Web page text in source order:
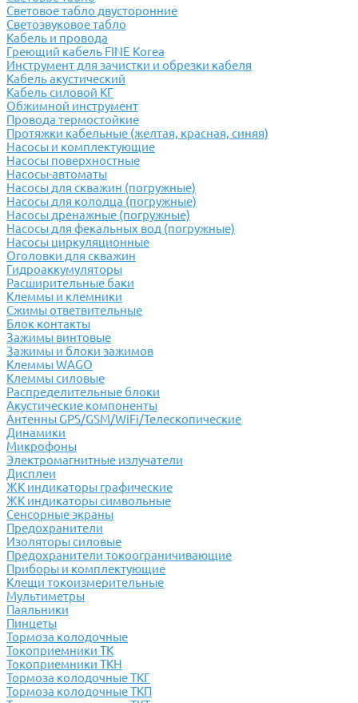
Световое табло двусторонние
Светозвуковое табло
Кабель и провода
Греющий кабель FINE Korea
Инструмент для зачистки и обрезки кабеля
Кабель акустический
Кабель силовой КГ
Обжимной инструмент
Провода термостойкие
Протяжки кабельные (желтая, красная, синяя)
Насосы и комплектующие
Насосы поверхностные
Насосы-автоматы
Насосы для скважин (погружные)
Насосы для колодца (погружные)
Насосы дренажные (погружные)
Насосы для фекальных вод (погружные)
Насосы циркуляционные
Оголовки для скважин
Гидроаккумуляторы
Расширительные баки
Клеммы и клемники
Cжимы ответвительные
Блок контакты
Зажимы винтовые
Зажимы и блоки зажимов
Клеммы WAGO
Клеммы силовые
Распределительные блоки
Акустические компоненты
Антенны GPS/GSM/WiFi/Телескопические
Динамики
Микрофоны
Электромагнитные излучатели
Дисплеи
ЖК индикаторы графические
ЖК индикаторы символьные
Сенсорные экраны
Предохранители
Изоляторы силовые
Предохранители токоограничивающие
Приборы и комплектующие
Клещи токоизмерительные
Мультиметры
Паяльники
Пинцеты
Тормоза колодочные
Токоприемники ТК
Токоприемники ТКН
Тормоза колодочные ТКГ
Тормоза колодочные ТКП